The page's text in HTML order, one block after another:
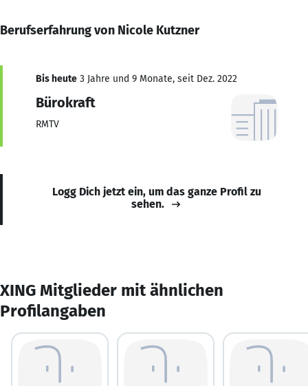
Berufserfahrung von Nicole Kutzner
Bis heute 3 Jahre und 9 Monate, seit Dez. 2022
Bürokraft
RMTV
Logg Dich jetzt ein, um das ganze Profil zu
sehen.
XING Mitglieder mit ähnlichen
Profilangaben